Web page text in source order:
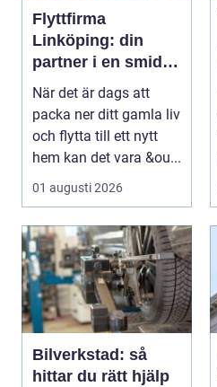
Flyttfirma
Linköping: din
partner i en smidig
flytt
När det är dags att
packa ner ditt gamla liv
och flytta till ett nytt
hem kan det vara &ou...
01 augusti 2026
Bilverkstad: så
hittar du rätt hjälp